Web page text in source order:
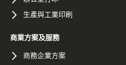
生產與工業印刷
商業方案及服務
商務企業方案